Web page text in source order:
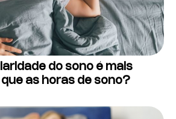
do sono é mais
as horas de sono?